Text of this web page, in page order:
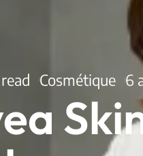
Cosmétique 6